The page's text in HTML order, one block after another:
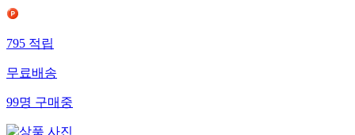
795적립
무료배송
99명구매중